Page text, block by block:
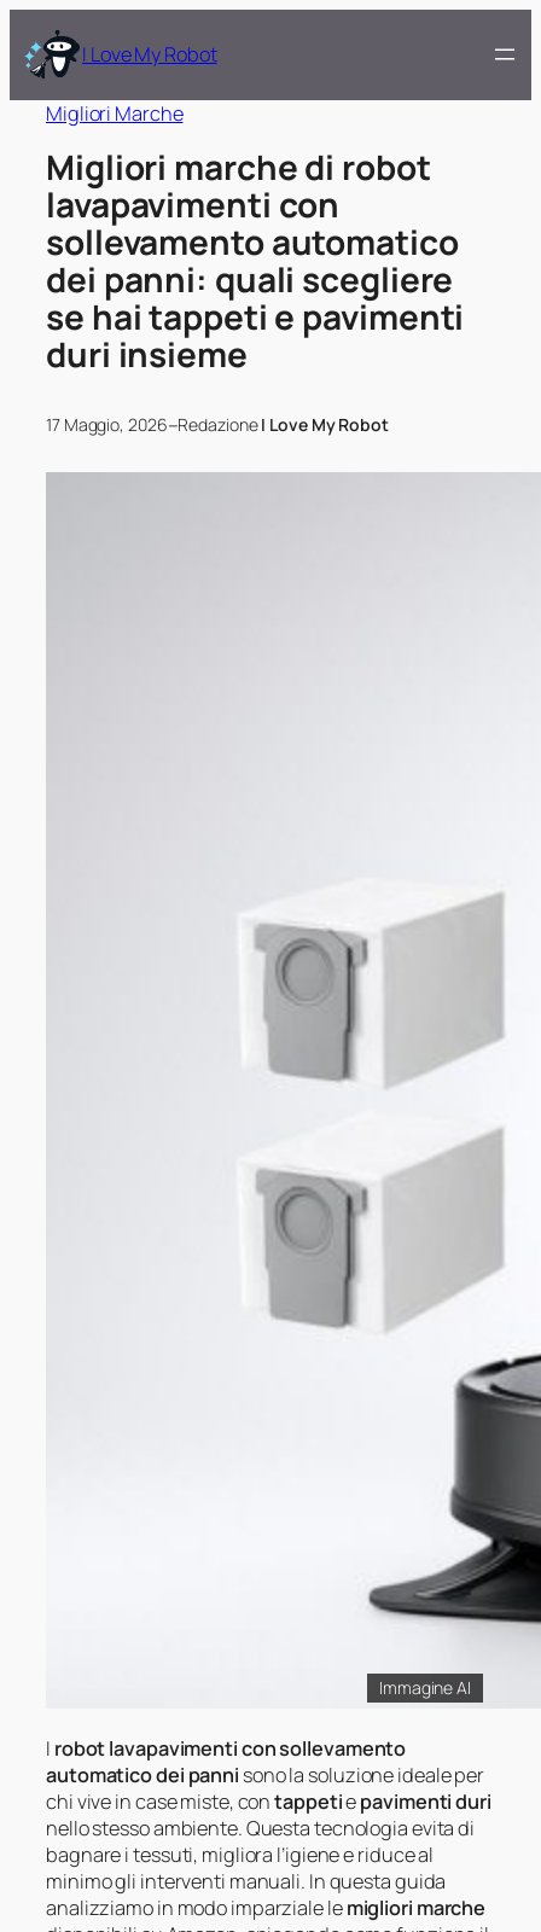
I Love My Robot
Migliori Marche
Migliori marche di robot
lavapavimenti con
sollevamento automatico
dei panni: quali scegliere
se hai tappeti e pavimenti
duri insieme
17 Maggio, 2026–RedazioneI Love My Robot
Immagine AI
I robot lavapavimenti con sollevamento
automatico dei panni sono la soluzione ideale per
chi vive in case miste, contappetiepavimenti duri
nello stesso ambiente. Questa tecnologia evita di
bagnare i tessuti, migliora l’igiene e riduce al
minimo gli interventi manuali. In questa guida
analizziamo in modo imparziale lemigliori marche